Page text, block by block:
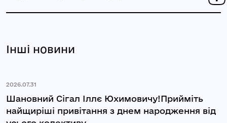
Інші новини
2026.07.31
Шановний Сігал Іллє Юхимовичу!Прийміть
найщиріші привітання з днем народження від